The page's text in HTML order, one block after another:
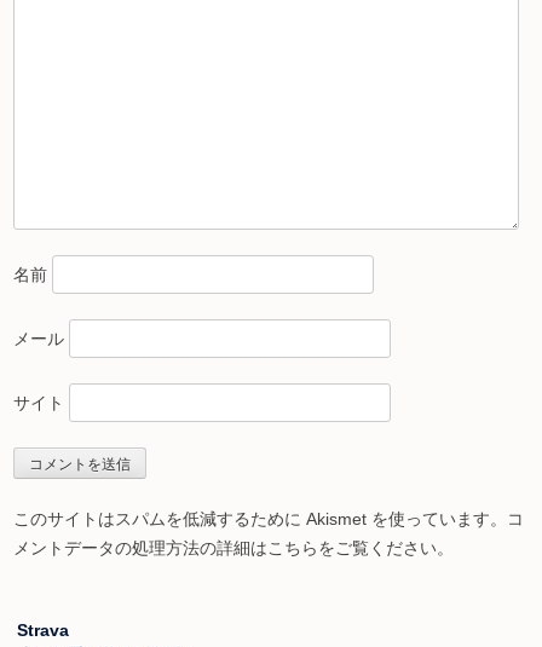
名前
メール
サイト
このサイトはスパムを低減するために Akismet を使っています。
コ
メントデータの処理方法の詳細はこちらをご覧ください。
Strava